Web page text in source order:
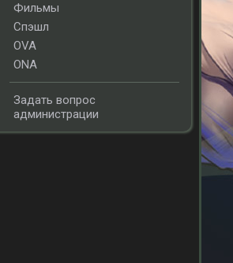
Фильмы
Спэшл
OVA
ONA
Задать вопрос
администрации